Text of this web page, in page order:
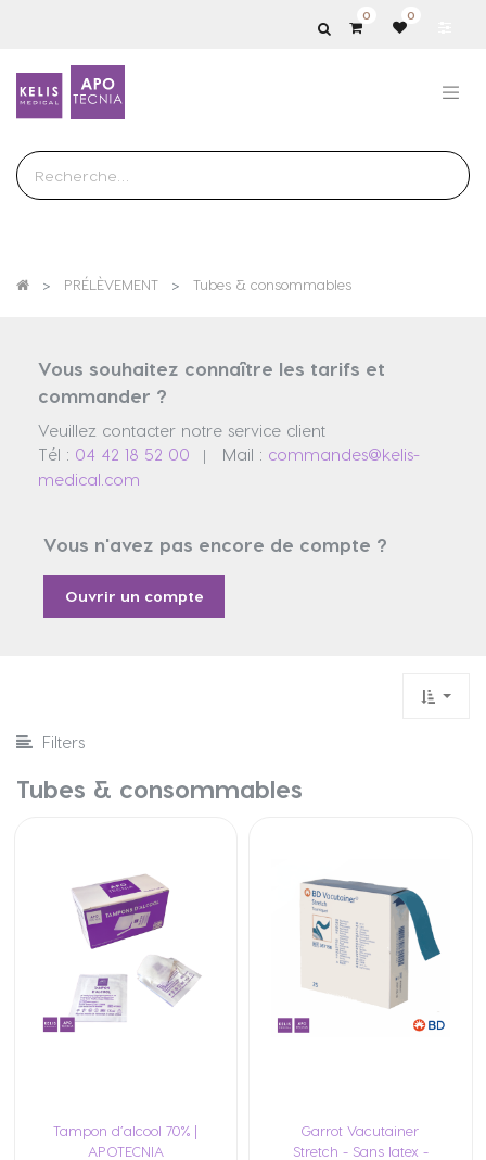
0 0
PRÉLÈVEMENT Tubes & consommables
Vous souhaitez connaître les tarifs et
commander ?
Veuillez contacter notre service client
Tél : 04 42 18 52 00 | Mail : commandes@kelis-
medical.com
Vous n'avez pas encore de compte ?
Ouvrir un compte
Filters
Tubes & consommables
Tampon d’alcool 70% |
APOTECNIA
Garrot Vacutainer
Stretch - Sans latex -